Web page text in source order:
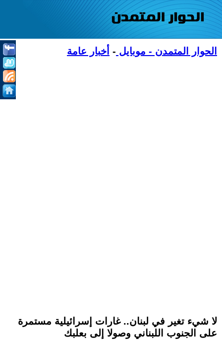
الحوار المتمدن - موبايل - أخبار عامة
لا شيء تغير في لبنان.. غارات إسرائيلية مستمرة
على الجنوب اللبناني وصولا إلى بعلبك